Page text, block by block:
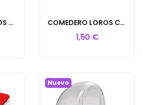
BEBEDERO PAJAROS TUBO CORTO COMEDERO LOROS CON GANCHO
1,50 €
Nuevo